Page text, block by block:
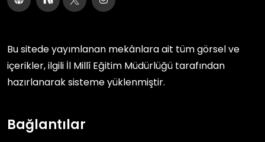
Bu sitede yayımlanan mekânlara ait tüm görsel ve
içerikler, ilgili İl Millî Eğitim Müdürlüğü tarafından
hazırlanarak sisteme yüklenmiştir.
Bağlantılar